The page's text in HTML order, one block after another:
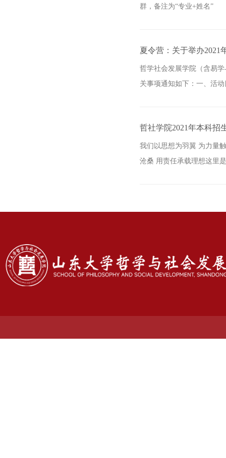
群，备注为“专业+姓名”
夏令营：关于举办2021
哲学社会发展学院（含易
关事项通知如下：一、活
哲社学院2021年本科招
我们以思想为羽翼 为力量
沧桑 用责任承载理想这里